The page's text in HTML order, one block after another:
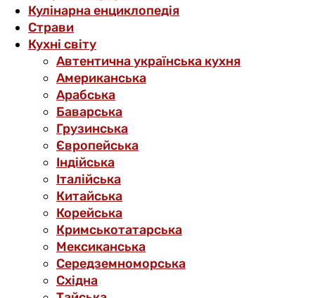
Кулінарна енциклопедія
Страви
Кухні світу
Автентична українська кухня
Американська
Арабська
Баварська
Грузинська
Європейська
Індійська
Італійська
Китайська
Корейська
Кримськотатарська
Мексиканська
Середземноморська
Східна